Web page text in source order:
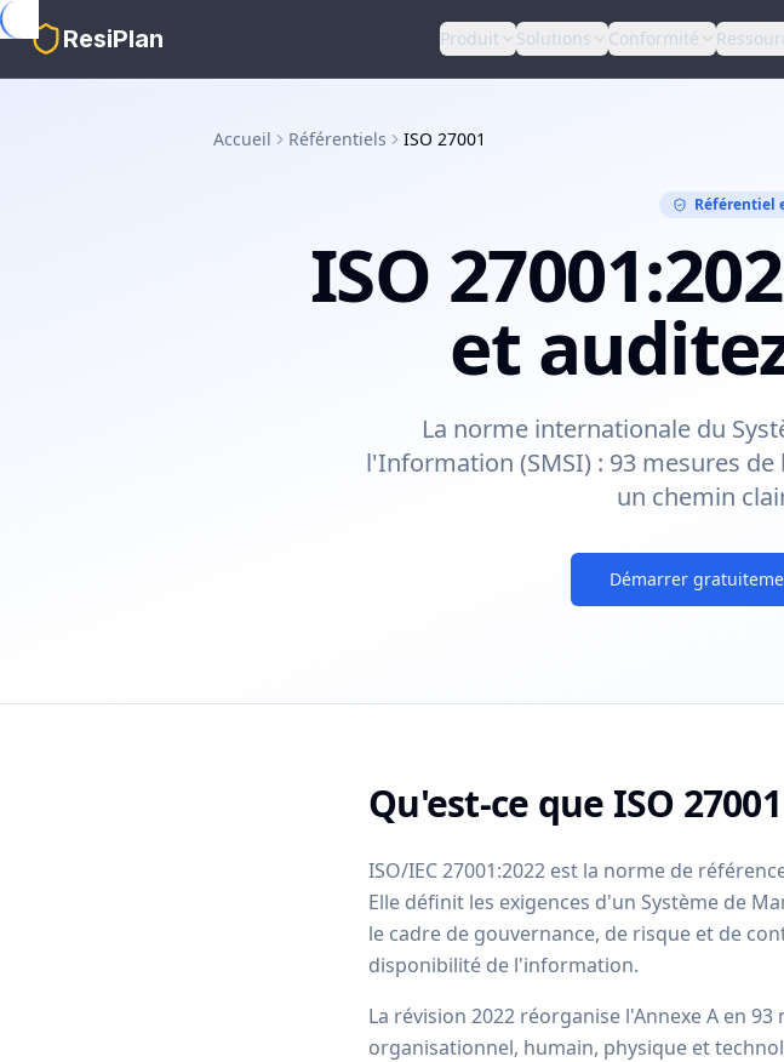
Skip to main content
ResiPlan Produit Solutions Conformité
Accueil Référentiels ISO 27001
Référentiel
ISO
et
La norme internationale du
l'Information (SMSI) : 93 mesures
un chemin
Démarrer
Qu'est-ce que ISO
ISO/IEC 27001:2022 est la norme de
Elle définit les exigences d'un Système de
le cadre de gouvernance, de risque et de
disponibilité de l'information.
La révision 2022 réorganise l'Annexe A en
organisationnel, humain, physique et